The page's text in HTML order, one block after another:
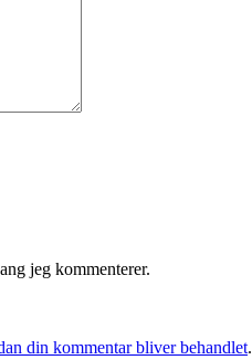
jeg kommenterer.
din kommentar bliver behandlet.